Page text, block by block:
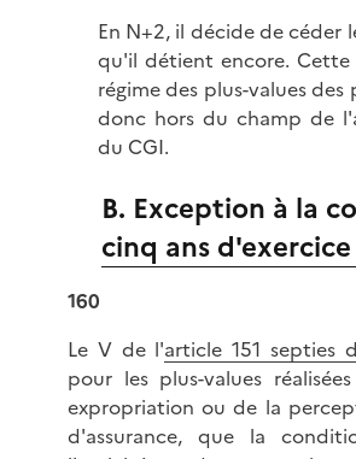
En N+2, il décide de céder
qu'il détient encore. Cette
régime des plus-values
donc hors du champ de
du CGI.
B. Exception à la
cinq ans
160
Le V de l'article 151 septies
pour les plus-values
expropriation ou de la
d'assurance, que la